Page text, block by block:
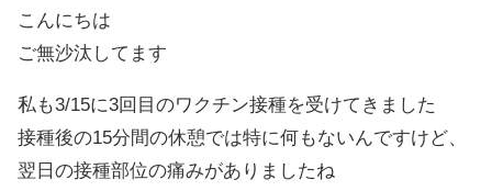
こんにちは
ご無沙汰してます
私も3/15に3回目のワクチン接種を受けてきました
接種後の15分間の休憩では特に何もないんですけど、
翌日の接種部位の痛みがありましたね